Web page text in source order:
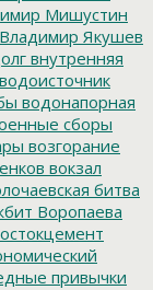
Мишустин
Владимир Якушев
внутренняя
водоисточник
водонапорная
сборы
возгорание
вокзал
битва
Воропаева
привычки